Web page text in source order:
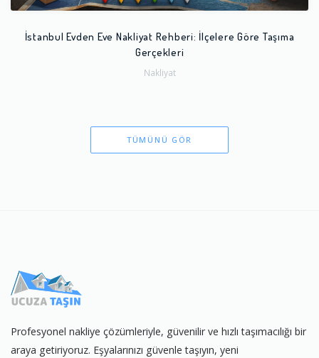
İstanbul Evden Eve Nakliyat Rehberi: İlçelere Göre Taşıma
Gerçekleri
Nakliyat
TÜMÜNÜ GÖR
Profesyonel nakliye çözümleriyle, güvenilir ve hızlı taşımacılığı bir
araya getiriyoruz. Eşyalarınızı güvenle taşıyın, yeni